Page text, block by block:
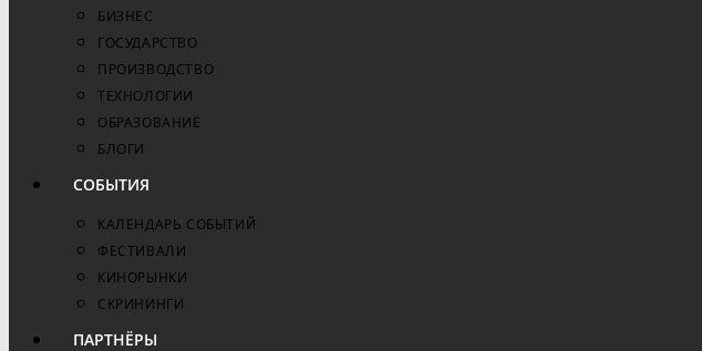
БИЗНЕС
ГОСУДАРСТВО
ПРОИЗВОДСТВО
ТЕХНОЛОГИИ
ОБРАЗОВАНИЕ
БЛОГИ
СОБЫТИЯ
КАЛЕНДАРЬ СОБЫТИЙ
ФЕСТИВАЛИ
КИНОРЫНКИ
СКРИНИНГИ
ПАРТНЁРЫ